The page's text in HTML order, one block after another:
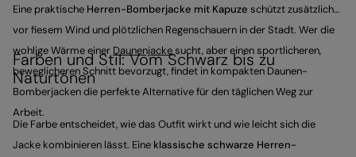
Eine praktische Herren-Bomberjacke mit Kapuze schützt zusätzlich
vor fiesem Wind und plötzlichen Regenschauern in der Stadt. Wer die
wohlige Wärme einer Daunenjackesucht, aber einen sportlicheren,
beweglicheren Schnitt bevorzugt, findet in kompakten Daunen-
Bomberjacken die perfekte Alternative für den täglichen Weg zur
Arbeit.
Farben und Stil: Vom Schwarz bis zu
Naturtönen
Die Farbe entscheidet, wie das Outfit wirkt und wie leicht sich die
Jacke kombinieren lässt. Eine klassische schwarze Herren-